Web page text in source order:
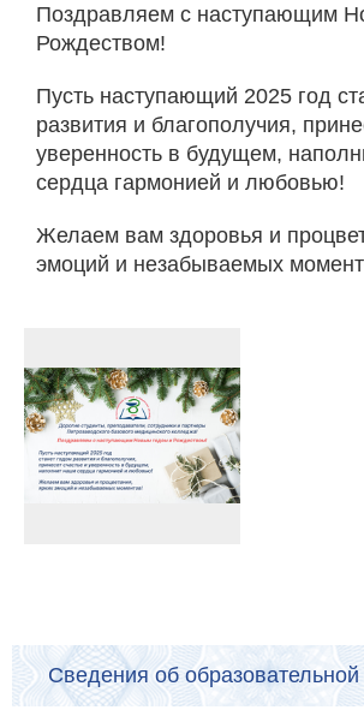
Поздравляем с наступающим
Рождеством!
Пусть наступающий 2025 год
развития и благополучия,
уверенность в будущем,
сердца гармонией и любовью!
Желаем вам здоровья и
эмоций и незабываемых
Сведения об образовательной